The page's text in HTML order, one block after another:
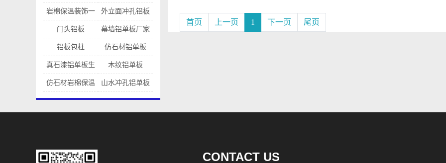
岩棉保温装饰一
体铝板
外立面冲孔铝板
幕墙
门头铝板 幕墙铝单板厂家
铝板包柱 仿石材铝单板
真石漆铝单板生
产厂家
木纹铝单板
仿石材岩棉保温
一体铝板
山水冲孔铝单板
首页 上一页 1 下一页 尾页
CONTACT US